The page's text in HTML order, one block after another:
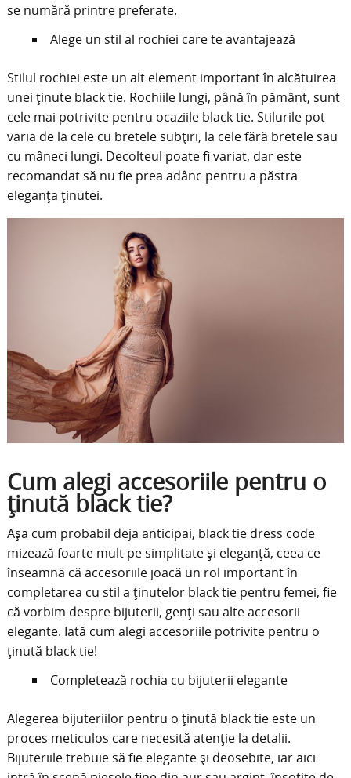
se numără printre preferate.
Alege un stil al rochiei care te avantajează
Stilul rochiei este un alt element important în alcătuirea
unei ținute black tie. Rochiile lungi, până în pământ, sunt
cele mai potrivite pentru ocaziile black tie. Stilurile pot
varia de la cele cu bretele subțiri, la cele fără bretele sau
cu mâneci lungi. Decolteul poate fi variat, dar este
recomandat să nu fie prea adânc pentru a păstra
eleganța ținutei.
Cum alegi accesoriile pentru o
ținută black tie?
Așa cum probabil deja anticipai, black tie dress code
mizează foarte mult pe simplitate și eleganță, ceea ce
înseamnă că accesoriile joacă un rol important în
completarea cu stil a ținutelor black tie pentru femei, fie
că vorbim despre bijuterii, genți sau alte accesorii
elegante. Iată cum alegi accesoriile potrivite pentru o
ținută black tie!
Completează rochia cu bijuterii elegante
Alegerea bijuteriilor pentru o ținută black tie este un
proces meticulos care necesită atenție la detalii.
Bijuteriile trebuie să fie elegante și deosebite, iar aici